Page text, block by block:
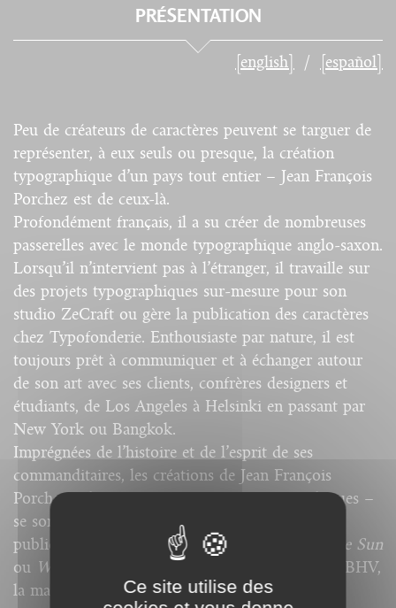
PRÉSENTATION
[english] [español]
Peu de créateurs de caractères peuvent se targuer de
représenter, à eux seuls ou presque, la création
typographique d’un pays tout entier – Jean François
Porchez est de ceux-là.
Profondément français, il a su créer de nombreuses
passerelles avec le monde typographique anglo-saxon.
Lorsqu’il n’intervient pas à l’étranger, il travaille sur
des projets typographiques sur-mesure pour son
studio ZeCraft ou gère la publication des caractères
chez Typofonderie. Enthousiaste par nature, il est
toujours prêt à communiquer et à échanger autour
de son art avec ses clients, confrères designers et
étudiants, de Los Angeles à Helsinki en passant par
New York ou Bangkok.
Imprégnées de l’histoire et de l’esprit de ses
commanditaires, les créations de Jean François
Porchez – logotypes ou caractères typographiques –
se sont affichées ou s’affichent encore dans des
publications telles queLe Monde
The Baltimore Sun
ou Wired
, sur les murs du métro parisien et du BHV,
la maroquinerie Louis Vuitton, dans la
Ce site utilise des